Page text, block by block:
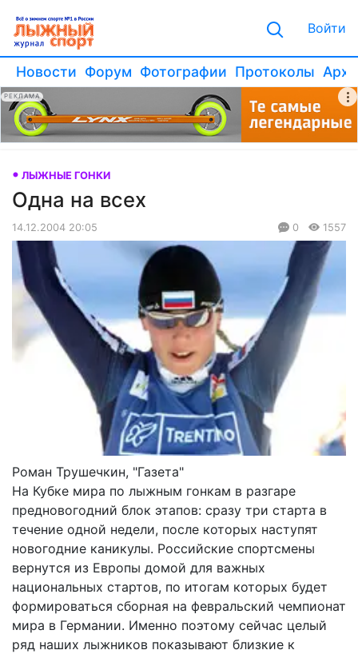
Войти
Новости Форум Фотографии Протоколы
РЕКЛАМА
ЛЫЖНЫЕ ГОНКИ
Одна на всех
14.12.2004 20:05 0 1557
Роман Трушечкин, "Газета"
На Кубке мира по лыжным гонкам в разгаре
предновогодний блок этапов: сразу три старта в
течение одной недели, после которых наступят
новогодние каникулы. Российские спортсмены
вернутся из Европы домой для важных
национальных стартов, по итогам которых будет
формироваться сборная на февральский чемпионат
мира в Германии. Именно поэтому сейчас целый
ряд наших лыжников показывают близкие к